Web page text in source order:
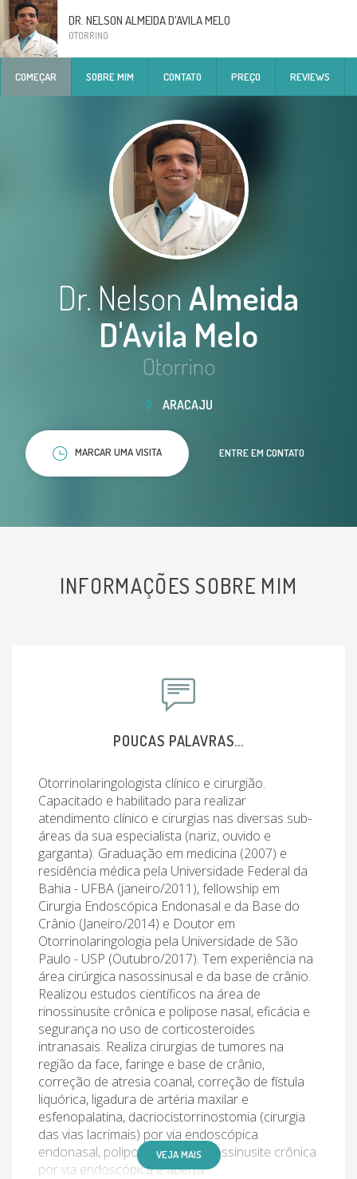
DR. NELSON ALMEIDA D'AVILA MELO
OTORRINO
COMEÇAR SOBRE MIM CONTATO PREÇO REVIEWS
Dr. NelsonAlmeida
D'Avila Melo
Otorrino
ARACAJU
MARCAR UMA VISITA ENTRE EM CONTATO
INFORMAÇÕES SOBRE MIM
POUCAS PALAVRAS...
Otorrinolaringologista clínico e cirurgião.
Capacitado e habilitado para realizar
atendimento clínico e cirurgias nas diversas sub-
áreas da sua especialista (nariz, ouvido e
garganta). Graduação em medicina (2007) e
residência médica pela Universidade Federal da
Bahia - UFBA (janeiro/2011), fellowship em
Cirurgia Endoscópica Endonasal e da Base do
Crânio (Janeiro/2014) e Doutor em
Otorrinolaringologia pela Universidade de São
Paulo - USP (Outubro/2017). Tem experiência na
área cirúrgica nasossinusal e da base de crânio.
Realizou estudos científicos na área de
rinossinusite crônica e polipose nasal, eficácia e
segurança no uso de corticosteroides
intranasais. Realiza cirurgias de tumores na
região da face, faringe e base de crânio,
correção de atresia coanal, correção de fístula
liquórica, ligadura de artéria maxilar e
esfenopalatina, dacriocistorrinostomia (cirurgia
das vias lacrimais) por via endoscópica
endonasal, polipose nasal e rinossinusite crônica
por via endoscópica e aberta.
VEJA MAIS